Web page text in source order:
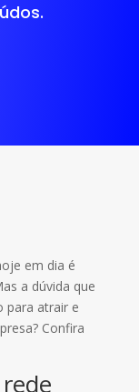
em dia é
a dúvida que
para atrair e
Confira